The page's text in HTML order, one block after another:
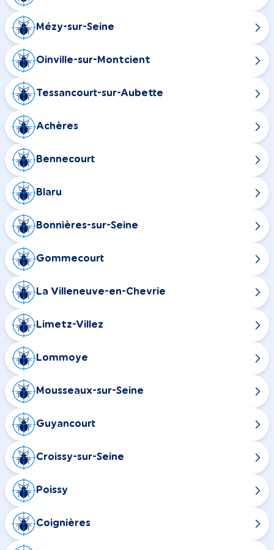
Mézy-sur-Seine
Oinville-sur-Montcient
Tessancourt-sur-Aubette
Achères
Bennecourt
Blaru
Bonnières-sur-Seine
Gommecourt
La Villeneuve-en-Chevrie
Limetz-Villez
Lommoye
Mousseaux-sur-Seine
Guyancourt
Croissy-sur-Seine
Poissy
Coignières